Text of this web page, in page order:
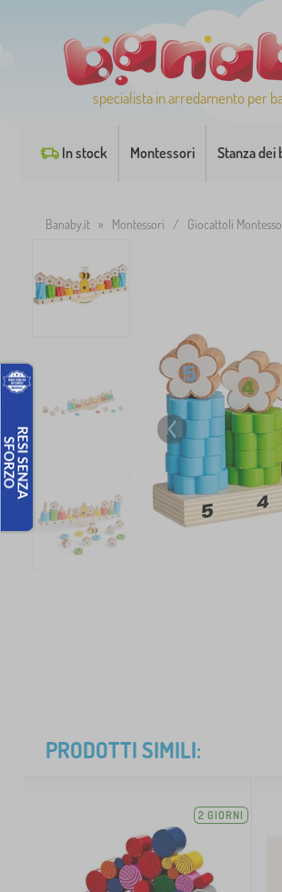
specialista in arredamento per
In stock Montessori Stanza dei
Banaby.it » Montessori / Giocattoli
PRODOTTI SIMILI:
2 GIORNI